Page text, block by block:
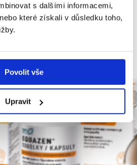
s dalšími informacemi,
které získali v důsledku toho,
Povolit vše
Upravit